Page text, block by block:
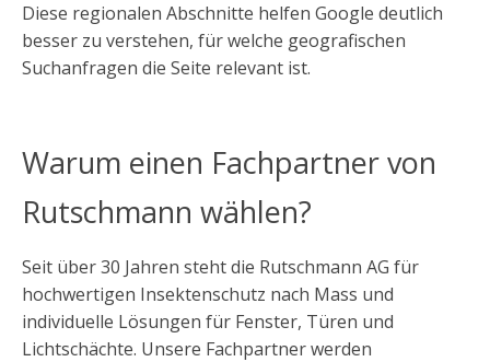
Diese regionalen Abschnitte helfen Google deutlich
besser zu verstehen, für welche geografischen
Suchanfragen die Seite relevant ist.
Warum einen Fachpartner von
Rutschmann wählen?
Seit über 30 Jahren steht die Rutschmann AG für
hochwertigen Insektenschutz nach Mass und
individuelle Lösungen für Fenster, Türen und
Lichtschächte. Unsere Fachpartner werden